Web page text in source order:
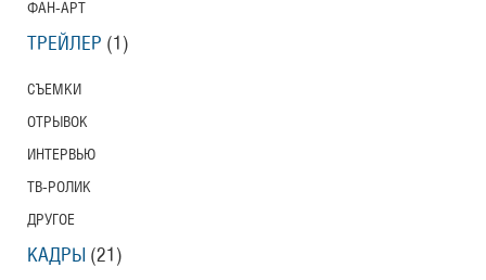
ФАН-АРТ
ТРЕЙЛЕР (1)
СЪЕМКИ
ОТРЫВОК
ИНТЕРВЬЮ
ТВ-РОЛИК
ДРУГОЕ
КАДРЫ (21)